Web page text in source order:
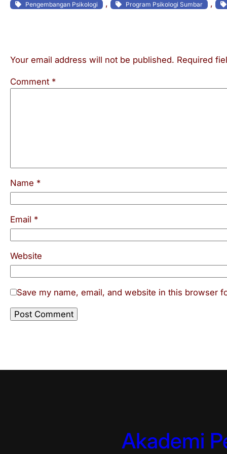
Pengembangan Psikologi , Program Psikologi Sumbar ,
Your email address will not be published. Required
Comment *
Name *
Email *
Website
Save my name, email, and website in this browser
Akademi